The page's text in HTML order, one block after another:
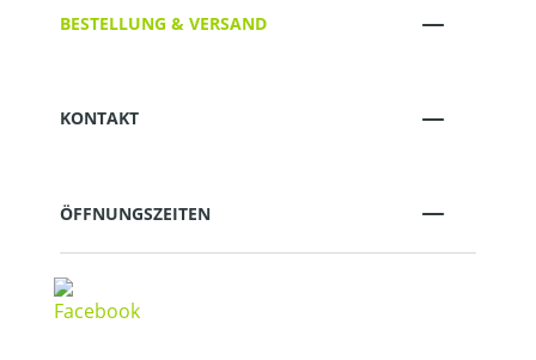
BESTELLUNG & VERSAND
KONTAKT
ÖFFNUNGSZEITEN